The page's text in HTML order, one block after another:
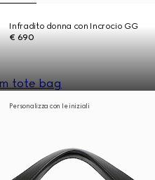
Infradito donna con Incrocio GG
€ 690
Personalizza con le iniziali